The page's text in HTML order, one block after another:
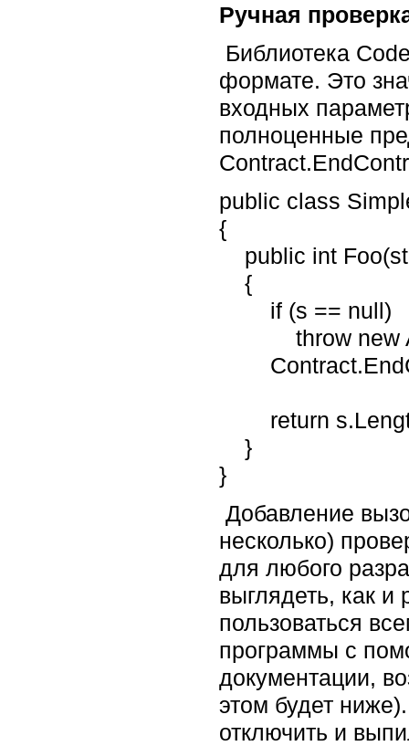
Ручная
Библиотека
формате. Это
входных
полноценные
public class
{
public int
{
if (s == null)
throw new
return
}
}
Добавление
несколько)
для любого
выглядеть, как и
пользоваться
программы с
документации,
этом будет
отключить и